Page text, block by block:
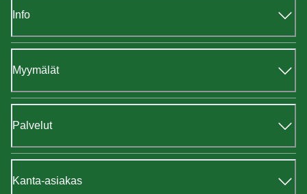
Info
Myymälät
Palvelut
Kanta-asiakas